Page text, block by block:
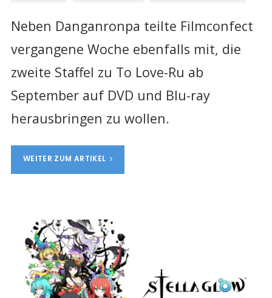
Neben Danganronpa teilte Filmconfect
vergangene Woche ebenfalls mit, die
zweite Staffel zu To Love-Ru ab
September auf DVD und Blu-ray
herausbringen zu wollen.
WEITER ZUM ARTIKEL